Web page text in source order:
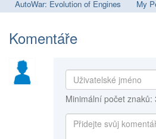
AutoWar: Evolution of Engines My
Komentáře
Minimální počet znaků: